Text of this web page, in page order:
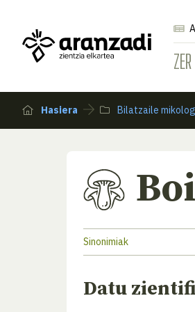
Hasiera Bilatzaile
Sinonimiak
Datu